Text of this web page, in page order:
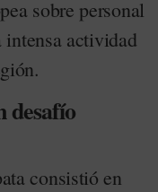
sobre personal
actividad
desafío
consistió en